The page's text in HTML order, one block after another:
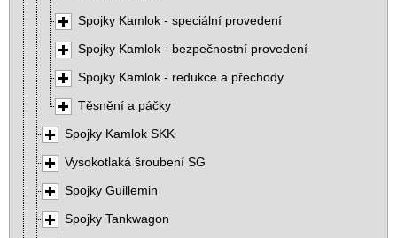
Spojky Kamlok - speciální provedení
Spojky Kamlok - bezpečnostní provedení
Spojky Kamlok - redukce a přechody
Těsnění a páčky
Spojky Kamlok SKK
Vysokotlaká šroubení SG
Spojky Guillemin
Spojky Tankwagon